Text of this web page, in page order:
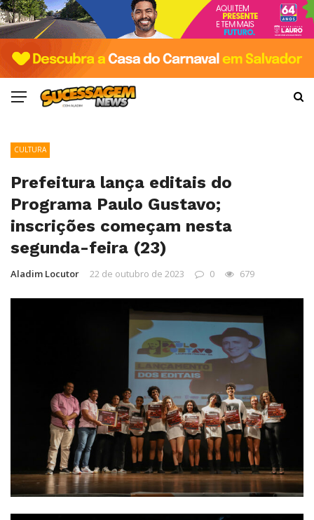
CULTURA
Prefeitura lança editais do
Programa Paulo Gustavo;
inscrições começam nesta
segunda-feira (23)
Aladim Locutor 22 de outubro de 2023 0 679